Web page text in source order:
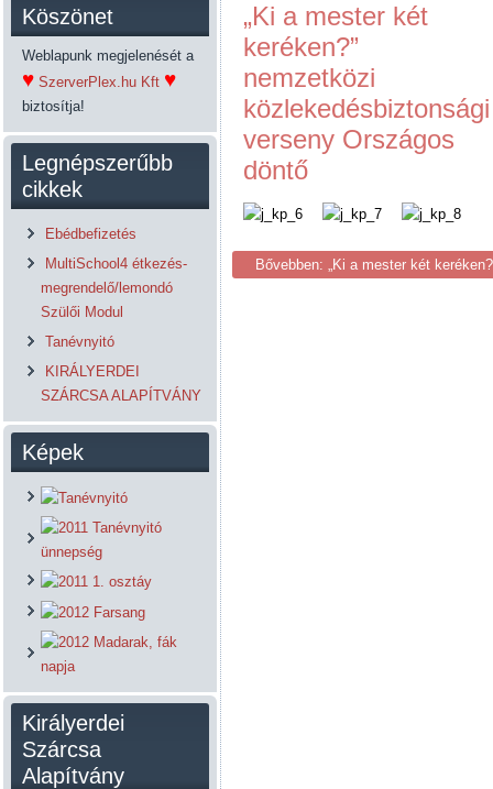
Köszönet
Weblapunk megjelenését a
♥ SzerverPlex.hu Kft ♥
biztosítja!
Legnépszerűbb
cikkek
Ebédbefizetés
MultiSchool4 étkezés-
megrendelő/lemondó
Szülői Modul
Tanévnyitó
KIRÁLYERDEI
SZÁRCSA ALAPÍTVÁNY
Képek
Királyerdei
Szárcsa
Alapítvány
„Ki a mester két
keréken?”
nemzetközi
közlekedésbiztonsági
verseny Országos
döntő
Bővebben: „Ki a mester két